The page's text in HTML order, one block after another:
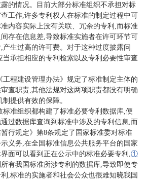
的情况。目前大部分标准组织不承担对标
工作,许多专利权人在标准的制定过程中可
内容实际上没有关联、冗余的专利,而标准
存在信息差,导致标准实施者在许可环节可
生过高的许可费。对于这种过度披露问
承担相应的专利检索以及专利必要性审查
工程建设管理办法》规定了标准制定主体的
查职责,其他法规对这两项职责都没有明确
提供有效的保障。
标准组织都构建了标准必要专利数据库,便
过数据库查询到标准中涉及的专利信息,而
行规定》第8条规定了国家标准委对标准
义务,在全国标准信息公共服务平台的国家
面可以看到正在公示中的标准必要专利, ①
有我国标准所涉专利的数据库,导致即使专
,标准的实施者和社会公众也很难知晓我国